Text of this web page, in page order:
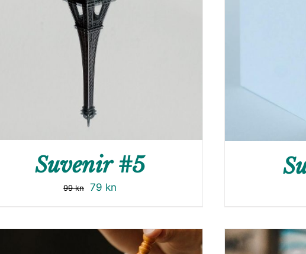
Suvenir #5
99kn 79 kn